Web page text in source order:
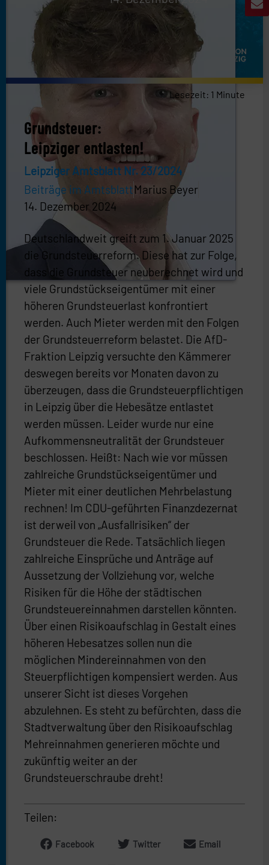
Lesezeit: 1 Minute
Grundsteuer:
Leipziger entlasten!
Leipziger Amtsblatt Nr. 23/2024
Beiträge im AmtsblattMarius Beyer
14. Dezember 2024
Deutschlandweit greift zum 1. Januar 2025
die Grundsteuerreform. Diese hat zur Folge,
dass die Grundsteuer neuberechnet wird und
viele Grundstückseigentümer mit einer
höheren Grundsteuerlast konfrontiert
werden. Auch Mieter werden mit den Folgen
der Grundsteuerreform belastet. Die AfD-
Fraktion Leipzig versuchte den Kämmerer
deswegen bereits vor Monaten davon zu
überzeugen, dass die Grundsteuerpflichtigen
in Leipzig über die Hebesätze entlastet
werden müssen. Leider wurde nur eine
Aufkommensneutralität der Grundsteuer
beschlossen. Heißt: Nach wie vor müssen
zahlreiche Grundstückseigentümer und
Mieter mit einer deutlichen Mehrbelastung
rechnen! Im CDU-geführten Finanzdezernat
ist derweil von „Ausfallrisiken“ der
Grundsteuer die Rede. Tatsächlich liegen
zahlreiche Einsprüche und Anträge auf
Aussetzung der Vollziehung vor, welche
Risiken für die Höhe der städtischen
Grundsteuereinnahmen darstellen könnten.
Über einen Risikoaufschlag in Gestalt eines
höheren Hebesatzes sollen nun die
möglichen Mindereinnahmen von den
Steuerpflichtigen kompensiert werden. Aus
unserer Sicht ist dieses Vorgehen
abzulehnen. Es steht zu befürchten, dass die
Stadtverwaltung über den Risikoaufschlag
Mehreinnahmen generieren möchte und
zukünftig weiter an der
Grundsteuerschraube dreht!
Teilen:
Facebook Twitter Email